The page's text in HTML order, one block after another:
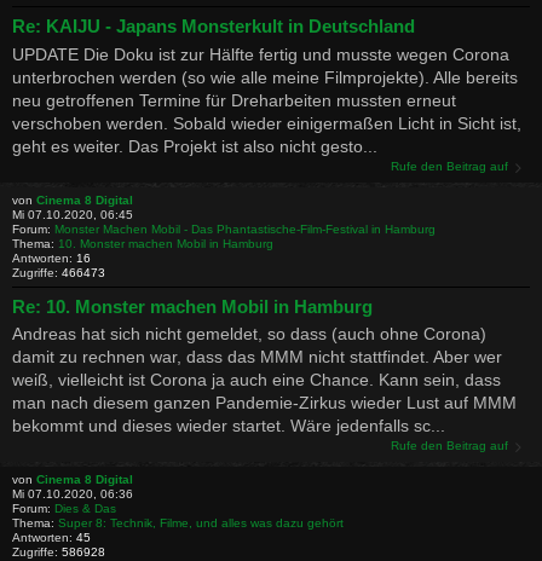
Re: KAIJU - Japans Monsterkult in Deutschland
UPDATE Die Doku ist zur Hälfte fertig und musste wegen Corona
unterbrochen werden (so wie alle meine Filmprojekte). Alle bereits
neu getroffenen Termine für Dreharbeiten mussten erneut
verschoben werden. Sobald wieder einigermaßen Licht in Sicht ist,
geht es weiter. Das Projekt ist also nicht gesto...
Rufe den Beitrag auf
von Cinema 8 Digital
Mi 07.10.2020, 06:45
Forum: Monster Machen Mobil - Das Phantastische-Film-Festival in Hamburg
Thema: 10. Monster machen Mobil in Hamburg
Antworten: 16
Zugriffe: 466473
Re: 10. Monster machen Mobil in Hamburg
Andreas hat sich nicht gemeldet, so dass (auch ohne Corona)
damit zu rechnen war, dass das MMM nicht stattfindet. Aber wer
weiß, vielleicht ist Corona ja auch eine Chance. Kann sein, dass
man nach diesem ganzen Pandemie-Zirkus wieder Lust auf MMM
bekommt und dieses wieder startet. Wäre jedenfalls sc...
Rufe den Beitrag auf
von Cinema 8 Digital
Mi 07.10.2020, 06:36
Forum: Dies & Das
Thema: Super 8: Technik, Filme, und alles was dazu gehört
Antworten: 45
Zugriffe: 586928